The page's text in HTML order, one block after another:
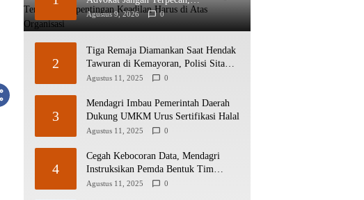
Kepentingan Keadilan Harus di Atas
Agustus 9, 2026 0
2
Tiga Remaja Diamankan Saat Hendak
Tawuran di Kemayoran, Polisi Sita
Celurit
Agustus 11, 2025 0
3
Mendagri Imbau Pemerintah Daerah
Dukung UMKM Urus Sertifikasi Halal
Agustus 11, 2025 0
4
Cegah Kebocoran Data, Mendagri
Instruksikan Pemda Bentuk Tim
Tanggap Insiden Siber
Agustus 11, 2025 0